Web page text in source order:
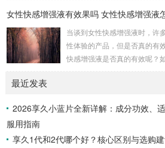
物、马鹿茸、人参、秦椒、乙
保留性生活的乐趣。产品特性
0分钟左右最长有效时间：15
7小时内效果最佳，15小时内持
女性快感增强液有效果吗 女性快感增强液
当谈到女性快感增强液时，许
性体验的产品，但是否真的有
快感增强液是否真的有效呢？
于提高性表现，并增加私处的
足你的生理需求。女性快感增
最近发表
2026享久小蓝片全新详解：成分功效、
服用指南
享久1代和2代哪个好？核心区别与选购